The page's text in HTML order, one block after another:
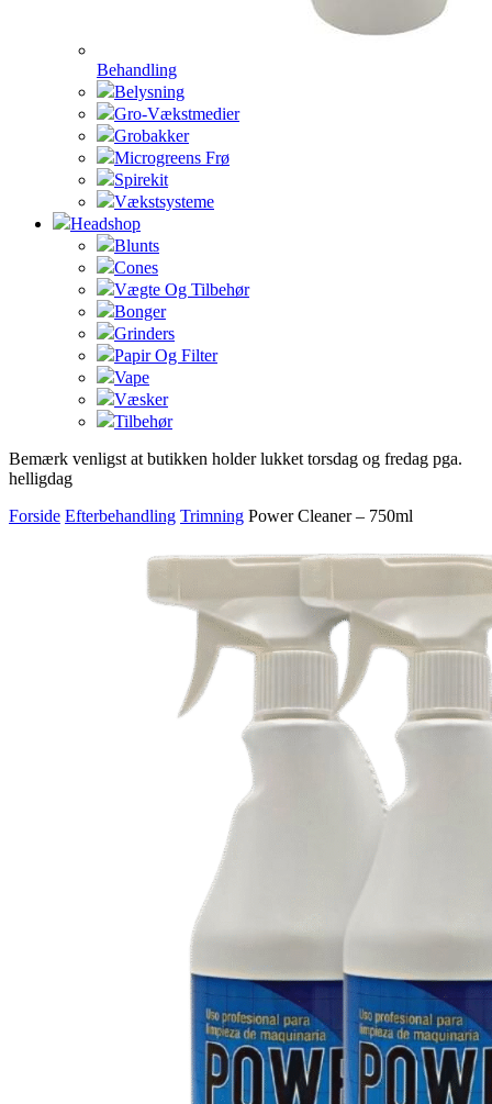
Behandling
Belysning
Gro-Vækstmedier
Grobakker
Microgreens Frø
Spirekit
Vækstsysteme
Headshop
Blunts
Cones
Vægte Og Tilbehør
Bonger
Grinders
Papir Og Filter
Vape
Væsker
Tilbehør
Bemærk venligst at butikken holder lukket torsdag og fredag pga.
helligdag
Forside Efterbehandling Trimning Power Cleaner – 750ml